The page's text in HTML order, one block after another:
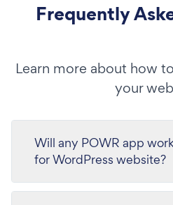
Frequently
Learn more about how
your
Will any POWR app
for WordPress website?